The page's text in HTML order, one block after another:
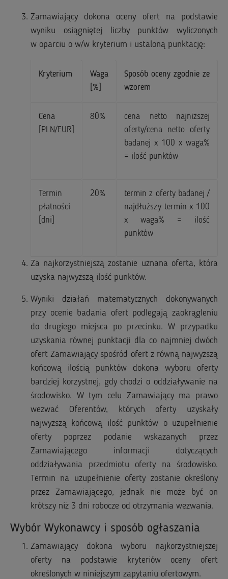
Zamawiający dokona oceny ofert na podstawie
wyniku osiągniętej liczby punktów wyliczonych
w oparciu o w/w kryterium i ustaloną punktację:
Kryterium
Waga
[%]
Sposób oceny zgodnie ze
wzorem
Cena
[PLN/EUR]
80%
cena netto najniższej
oferty/cena netto oferty
badanej x 100 x waga%
= ilość punktów
Termin
płatności
[dni]
20%
termin z oferty badanej /
najdłuższy termin x 100
x waga% = ilość
punktów
Za najkorzystniejszą zostanie uznana oferta, która
uzyska najwyższą ilość punktów.
Wyniki działań matematycznych dokonywanych
przy ocenie badania ofert podlegają zaokrągleniu
do drugiego miejsca po przecinku. W przypadku
uzyskania równej punktacji dla co najmniej dwóch
ofert Zamawiający spośród ofert z równą najwyższą
końcową ilością punktów dokona wyboru oferty
bardziej korzystnej, gdy chodzi o oddziaływanie na
środowisko. W tym celu Zamawiający ma prawo
wezwać Oferentów, których oferty uzyskały
najwyższą końcową ilość punktów o uzupełnienie
oferty poprzez podanie wskazanych przez
Zamawiającego informacji dotyczących
oddziaływania przedmiotu oferty na środowisko.
Termin na uzupełnienie oferty zostanie określony
przez Zamawiającego, jednak nie może być on
krótszy niż 3 dni robocze od otrzymania wezwania.
Wybór Wykonawcy i sposób ogłaszania
Zamawiający dokona wyboru najkorzystniejszej
oferty na podstawie kryteriów oceny ofert
określonych w niniejszym zapytaniu ofertowym.